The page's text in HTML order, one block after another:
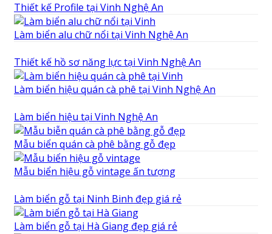
Thiết kế Profile tại Vinh Nghệ An
Làm biển alu chữ nổi tại Vinh Nghệ An
Thiết kế hồ sơ năng lực tại Vinh Nghệ An
Làm biển hiệu quán cà phê tại Vinh Nghệ An
Làm biển hiệu tại Vinh Nghệ An
Mẫu biển quán cà phê bằng gỗ đẹp
Mẫu biển hiệu gỗ vintage ấn tượng
Làm biển gỗ tại Ninh Binh đẹp giá rẻ
Làm biển gỗ tại Hà Giang đẹp giá rẻ